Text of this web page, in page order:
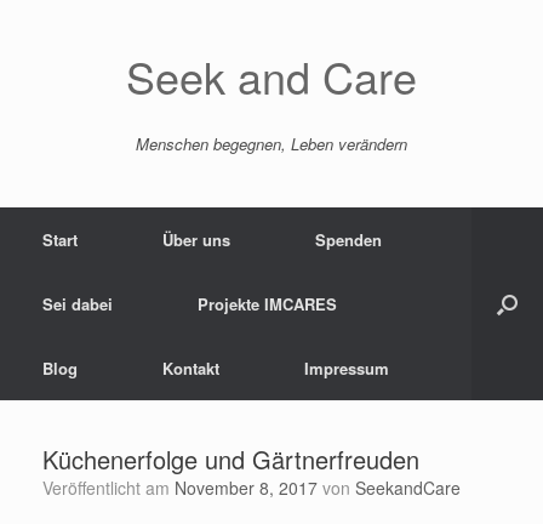
Seek and Care
Menschen begegnen, Leben verändern
Start Über uns Spenden
Sei dabei Projekte IMCARES
Blog Kontakt Impressum
Küchenerfolge und Gärtnerfreuden
Veröffentlicht am November 8, 2017 von SeekandCare